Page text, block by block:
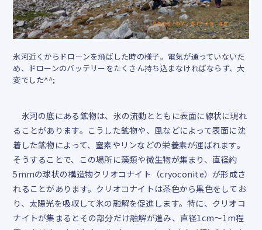
氷河近くからドローンを飛ばした時の様子。電気が通っていないた
め、ドローンのバッテリーをたくさん持ち込まなければならず、大
変でした^^;
氷河の底にある鉱物は、氷の流動とともに表面に線状に現れ
ることがあります。こうした鉱物や、風などによって表面に沈
着した鉱物によって、窒素やリンなどの栄養素が運ばれます。
そうすることで、この場所に藻類や微生物が集まり、直径約
5mmの球状の構造物クリオコナイト（cryoconite）が形成さ
れることがあります。クリオコナイトは茶色から黒色をしてお
り、太陽光を吸収して氷の融解を促進します。特に、クリオコ
ナイトが集まるとその部分だけ融解が進み、直径1cm〜1m程